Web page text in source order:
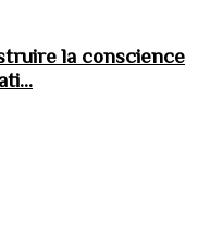
la conscience